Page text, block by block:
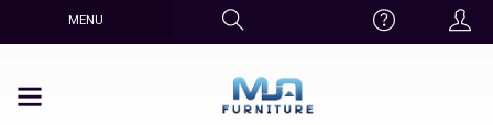
MENU